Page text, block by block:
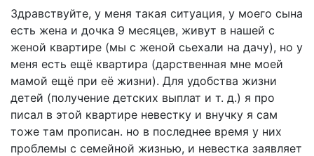
Здравствуйте, у меня такая ситуация, у моего сына
есть жена и дочка 9 месяцев, живут в нашей с
женой квартире (мы с женой сьехали на дачу), но у
меня есть ещё квартира (дарственная мне моей
мамой ещё при её жизни). Для удобства жизни
детей (получение детских выплат и т. д.) я про
писал в этой квартире невестку и внучку я сам
тоже там прописан. но в последнее время у них
проблемы с семейной жизнью, и невестка заявляет